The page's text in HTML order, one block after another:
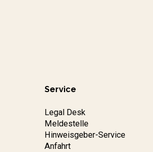
Service
Legal Desk
Meldestelle
Hinweisgeber-Service
Anfahrt